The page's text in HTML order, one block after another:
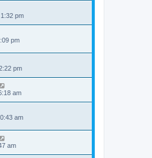
pm
pm
pm
am
am
am